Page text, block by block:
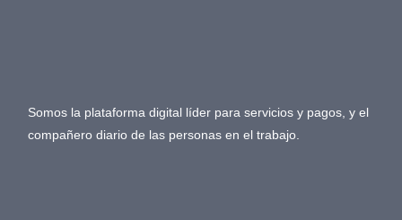
Somos la plataforma digital líder para servicios y pagos, y el
compañero diario de las personas en el trabajo.